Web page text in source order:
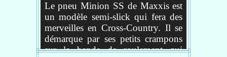
Le pneu Minion SS de Maxxis est
un modèle semi-slick qui fera des
merveilles en Cross-Country. Il se
démarque par ses petits crampons
sur la bande de roulement qui